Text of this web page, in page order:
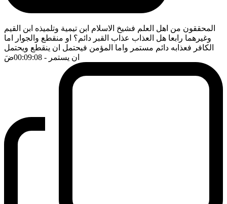
المحققون من اهل العلم فشيخ الاسلام ابن تيمية وتلميذه ابن القيم
وغيرهما رابعا هل العذاب عذاب القبر دائم؟ او منقطع والجوار اما
الكافر فعذابه دائم مستمر واما المؤمن فيحتمل ان ينقطع ويحتمل
ان يستمر - 00:09:08 ضَ